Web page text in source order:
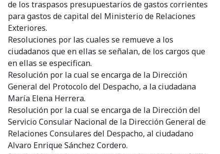
de los traspasos presupuestarios de gastos corrientes
para gastos de capital del Ministerio de Relaciones
Exteriores.
Resoluciones por las cuales se remueve a los
ciudadanos que en ellas se señalan, de los cargos que
en ellas se especifican.
Resolución por la cual se encarga de la Dirección
General del Protocolo del Despacho, a la ciudadana
María Elena Herrera.
Resolución por la cual se encarga de la Dirección del
Servicio Consular Nacional de la Dirección General de
Relaciones Consulares del Despacho, al ciudadano
Alvaro Enrique Sánchez Cordero.